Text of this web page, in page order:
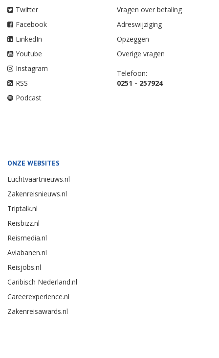
Twitter
Facebook
LinkedIn
Youtube
Instagram
RSS
Podcast
Vragen over betaling
Adreswijziging
Opzeggen
Overige vragen
Telefoon:
0251 - 257924
ONZE WEBSITES
Luchtvaartnieuws.nl
Zakenreisnieuws.nl
Triptalk.nl
Reisbizz.nl
Reismedia.nl
Aviabanen.nl
Reisjobs.nl
Caribisch Nederland.nl
Careerexperience.nl
Zakenreisawards.nl